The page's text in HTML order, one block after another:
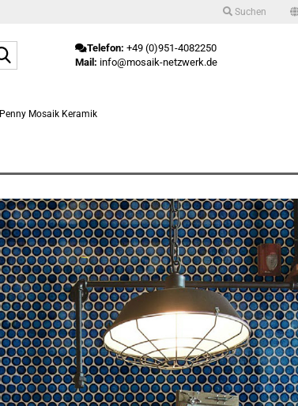
Suchen
Telefon: +49 (0)951-4082250
Mail: info@mosaik-netzwerk.de
Penny Mosaik Keramik